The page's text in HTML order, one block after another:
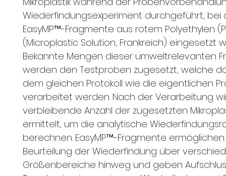
Wiederfindungsexperiment durchgeführt, bei
EasyMP™-Fragmente aus rotem Polyethylen
(Microplastic Solution, Frankreich) eingesetzt
Bekannte Mengen dieser umweltrelevanten
werden den Testproben zugesetzt, welche
dem gleichen Protokoll wie die eigentlichen
verarbeitet werden. Nach der Verarbeitung
verbleibende Anzahl der zugesetzten
ermittelt, um die analytische
berechnen. EasyMP™-Fragmente
Beurteilung der Wiederfindung über
Größenbereiche hinweg und geben